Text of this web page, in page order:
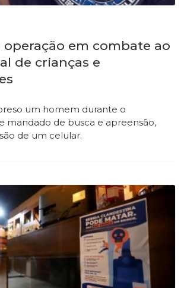
operação em combate ao
de crianças e
um homem durante o
mandado de busca e apreensão,
de um celular.